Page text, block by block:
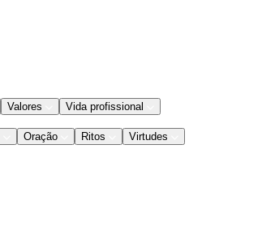
Valores Vida profissional
Oração Ritos Virtudes